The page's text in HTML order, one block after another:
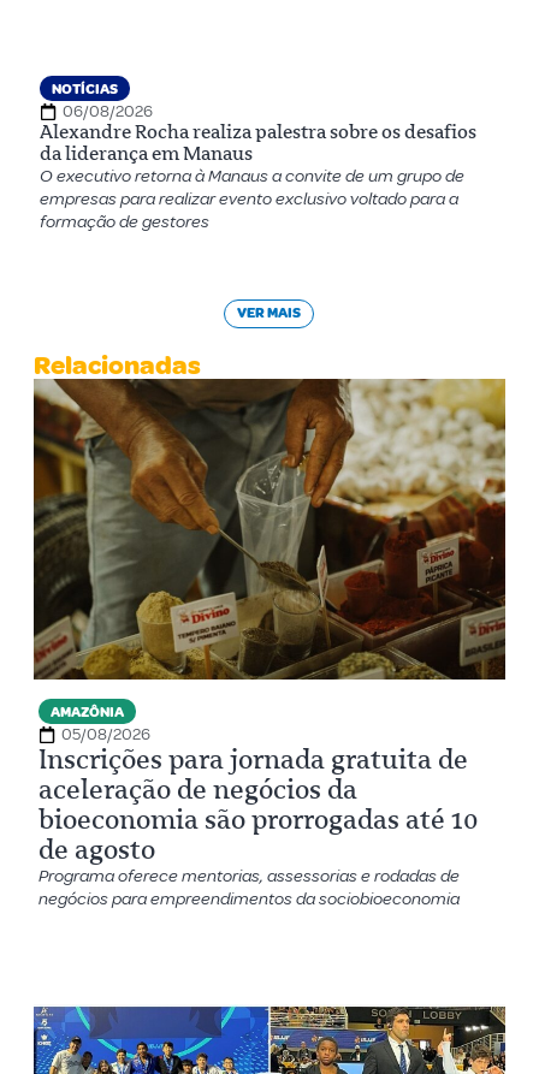
NOTÍCIAS
06/08/2026
Alexandre Rocha realiza palestra sobre os desafios
da liderança em Manaus
O executivo retorna à Manaus a convite de um grupo de
empresas para realizar evento exclusivo voltado para a
formação de gestores
VER MAIS
Relacionadas
AMAZÔNIA
05/08/2026
Inscrições para jornada gratuita de
aceleração de negócios da
bioeconomia são prorrogadas até 10
de agosto
Programa oferece mentorias, assessorias e rodadas de
negócios para empreendimentos da sociobioeconomia